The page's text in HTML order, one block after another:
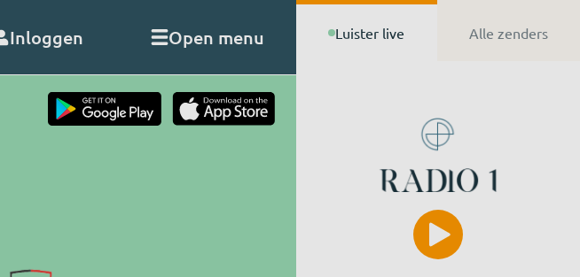
Inloggen Open menu Luister live Alle zenders